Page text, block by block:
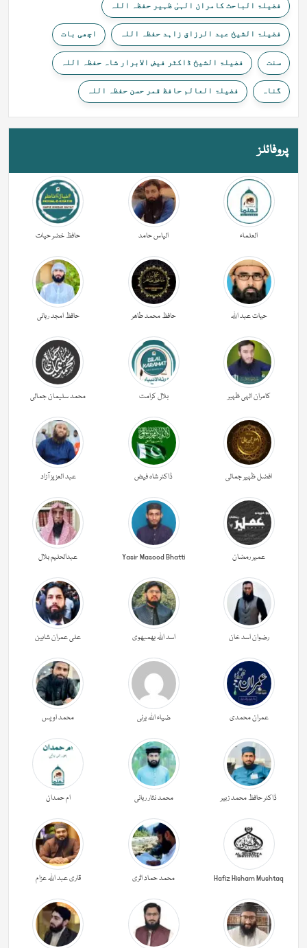
فضیلۃ الباحث کامران الہیٰ ظہیر حفظہ اللہ
فضیلۃ الشیخ عبد الرزاق زاہد حفظہ اللہ اچھی بات
سنت فضیلۃ الشیخ ڈاکٹر فیض الابرار شاہ حفظہ اللہ
گناہ فضیلۃ العالم حافظ قمر حسن حفظہ اللہ
پروفائلز
العلماء الیاس حامد حافظ خضر حیات
حیات عبد اللہ حافظ محمد طاھر حافظ امجد ربانی
کامران الہی ظہیر بلال کرامت محمد سلیمان جمالی
افضل ظہیر جمالی ڈاکٹر شاہ فیض عبد العزیز آزاد
عمیر رمضان Yasir Masood Bhatti عبدالحليم بلال
رضوان اسد خان اسد اللہ بھمبھوی علی عمران شاہین
عمران محمدی ضیاء اللہ برنی محمد اویس
ڈاکٹر حافظ محمد زبیر محمد نثار ربانی ام حمدان
Hafiz Hisham Mushtaq محمد حماد اثری قاری عبد اللہ عزام